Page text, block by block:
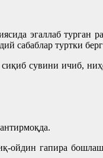
эгаллаб турган
сабаблар туртки
сувини ичиб,
ойдин гапира